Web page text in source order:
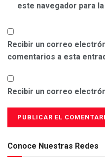
este navegador para
Recibir un correo
comentarios a esta
Recibir un correo
Conoce Nuestras Redes